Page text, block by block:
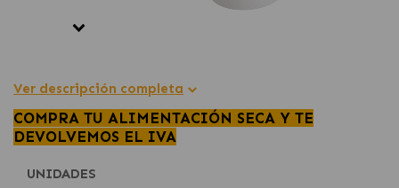
Ver descripción completa
COMPRA TU ALIMENTACIÓN SECA Y TE
DEVOLVEMOS EL IVA
UNIDADES